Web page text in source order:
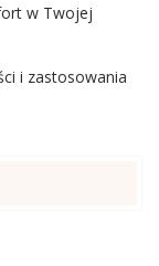
w Twojej
i zastosowania